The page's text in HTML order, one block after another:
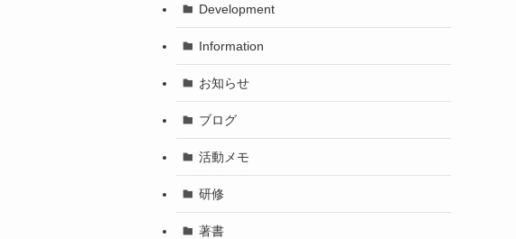
Development
Information
お知らせ
ブログ
活動メモ
研修
著書